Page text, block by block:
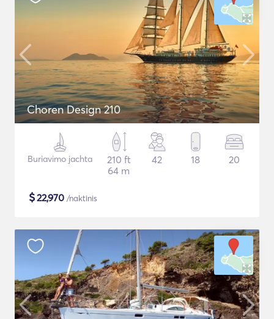
Choren Design 210
Buriavimo jachta
210 ft
64 m
42 18 20
$22,970 /naktinis